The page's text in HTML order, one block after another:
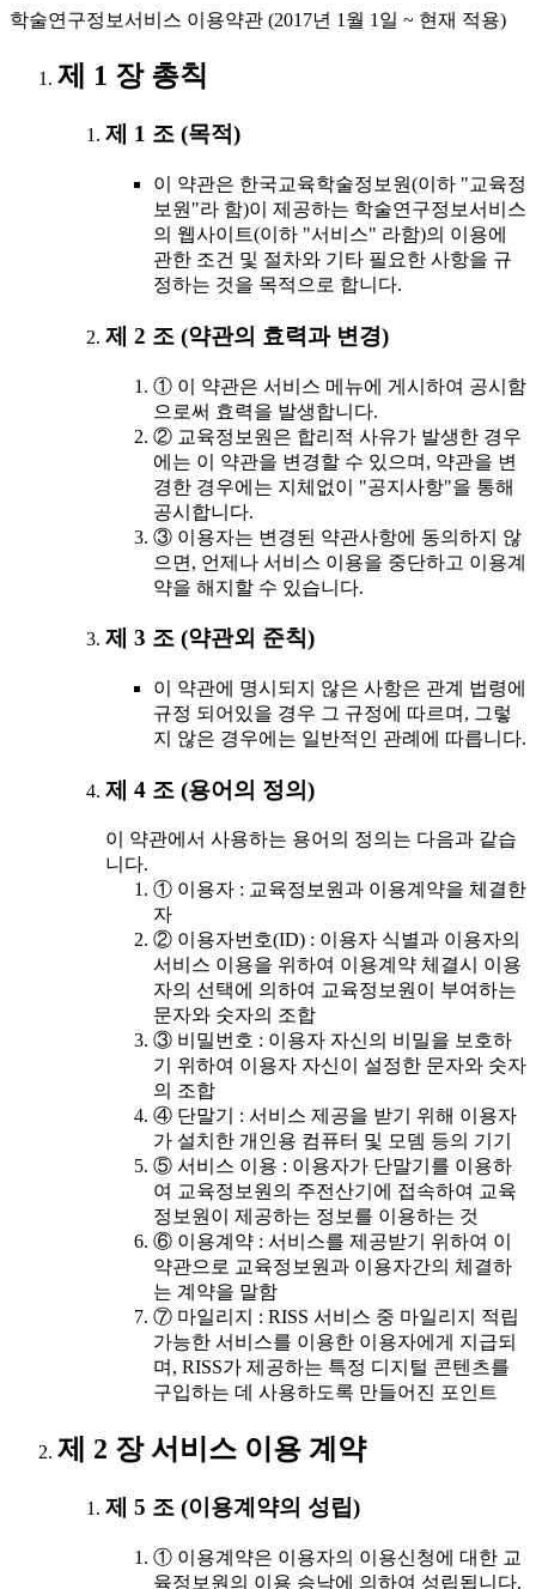
학술연구정보서비스 이용약관 (2017년 1월 1일 ~ 현재 적용)
제 1 장 총칙
제 1 조 (목적)
이 약관은 한국교육학술정보원(이하 "교육정
보원"라 함)이 제공하는 학술연구정보서비스
의 웹사이트(이하 "서비스" 라함)의 이용에
관한 조건 및 절차와 기타 필요한 사항을 규
정하는 것을 목적으로 합니다.
제 2 조 (약관의 효력과 변경)
① 이 약관은 서비스 메뉴에 게시하여 공시함
으로써 효력을 발생합니다.
② 교육정보원은 합리적 사유가 발생한 경우
에는 이 약관을 변경할 수 있으며, 약관을 변
경한 경우에는 지체없이 "공지사항"을 통해
공시합니다.
③ 이용자는 변경된 약관사항에 동의하지 않
으면, 언제나 서비스 이용을 중단하고 이용계
약을 해지할 수 있습니다.
제 3 조 (약관외 준칙)
이 약관에 명시되지 않은 사항은 관계 법령에
규정 되어있을 경우 그 규정에 따르며, 그렇
지 않은 경우에는 일반적인 관례에 따릅니다.
제 4 조 (용어의 정의)
이 약관에서 사용하는 용어의 정의는 다음과 같습
니다.
① 이용자 : 교육정보원과 이용계약을 체결한
자
② 이용자번호(ID) : 이용자 식별과 이용자의
서비스 이용을 위하여 이용계약 체결시 이용
자의 선택에 의하여 교육정보원이 부여하는
문자와 숫자의 조합
③ 비밀번호 : 이용자 자신의 비밀을 보호하
기 위하여 이용자 자신이 설정한 문자와 숫자
의 조합
④ 단말기 : 서비스 제공을 받기 위해 이용자
가 설치한 개인용 컴퓨터 및 모뎀 등의 기기
⑤ 서비스 이용 : 이용자가 단말기를 이용하
여 교육정보원의 주전산기에 접속하여 교육
정보원이 제공하는 정보를 이용하는 것
⑥ 이용계약 : 서비스를 제공받기 위하여 이
약관으로 교육정보원과 이용자간의 체결하
는 계약을 말함
⑦ 마일리지 : RISS 서비스 중 마일리지 적립
가능한 서비스를 이용한 이용자에게 지급되
며, RISS가 제공하는 특정 디지털 콘텐츠를
구입하는 데 사용하도록 만들어진 포인트
제 2 장 서비스 이용 계약
제 5 조 (이용계약의 성립)
① 이용계약은 이용자의 이용신청에 대한 교
육정보원의 이용 승낙에 의하여 성립됩니다.